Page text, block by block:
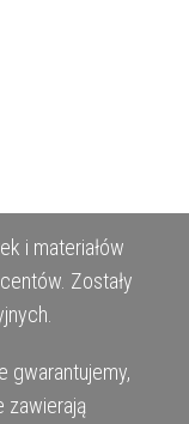
i materiałów
Zostały
gwarantujemy,
zawierają